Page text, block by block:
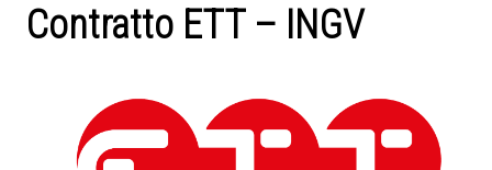
Contratto ETT – INGV